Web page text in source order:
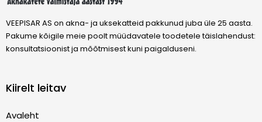
VEEPISAR AS on akna- ja uksekatteid pakkunud juba üle 25 aasta.
Pakume kõigile meie poolt müüdavatele toodetele täislahendust:
konsultatsioonist ja mõõtmisest kuni paigalduseni.
Kiirelt leitav
Avaleht